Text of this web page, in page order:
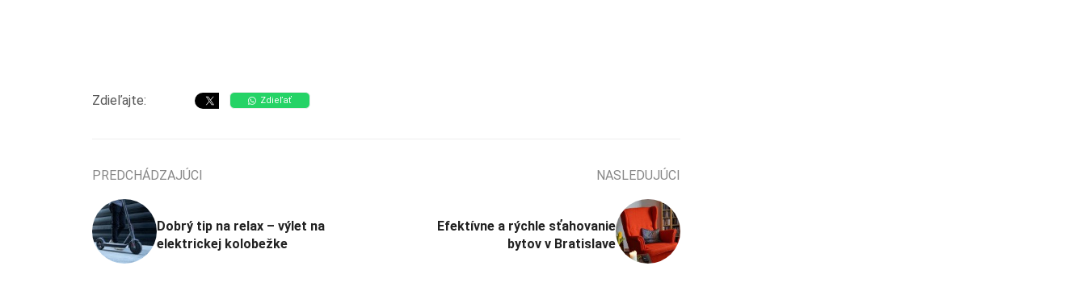
Zdieľajte: Zdieľať
PREDCHÁDZAJÚCI
Dobrý tip na relax – výlet na
elektrickej kolobežke
NASLEDUJÚCI
Efektívne a rýchle sťahovanie
bytov v Bratislave